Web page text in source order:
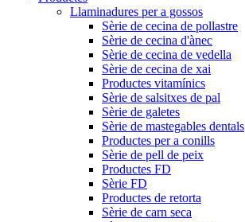
Llaminadures per a gossos
Sèrie de cecina de pollastre
Sèrie de cecina d'ànec
Sèrie de cecina de vedella
Sèrie de cecina de xai
Productes vitamínics
Sèrie de salsitxes de pal
Sèrie de galetes
Sèrie de mastegables dentals
Productes per a conills
Sèrie de pell de peix
Productes FD
Sèrie FD
Productes de retorta
Sèrie de carn seca